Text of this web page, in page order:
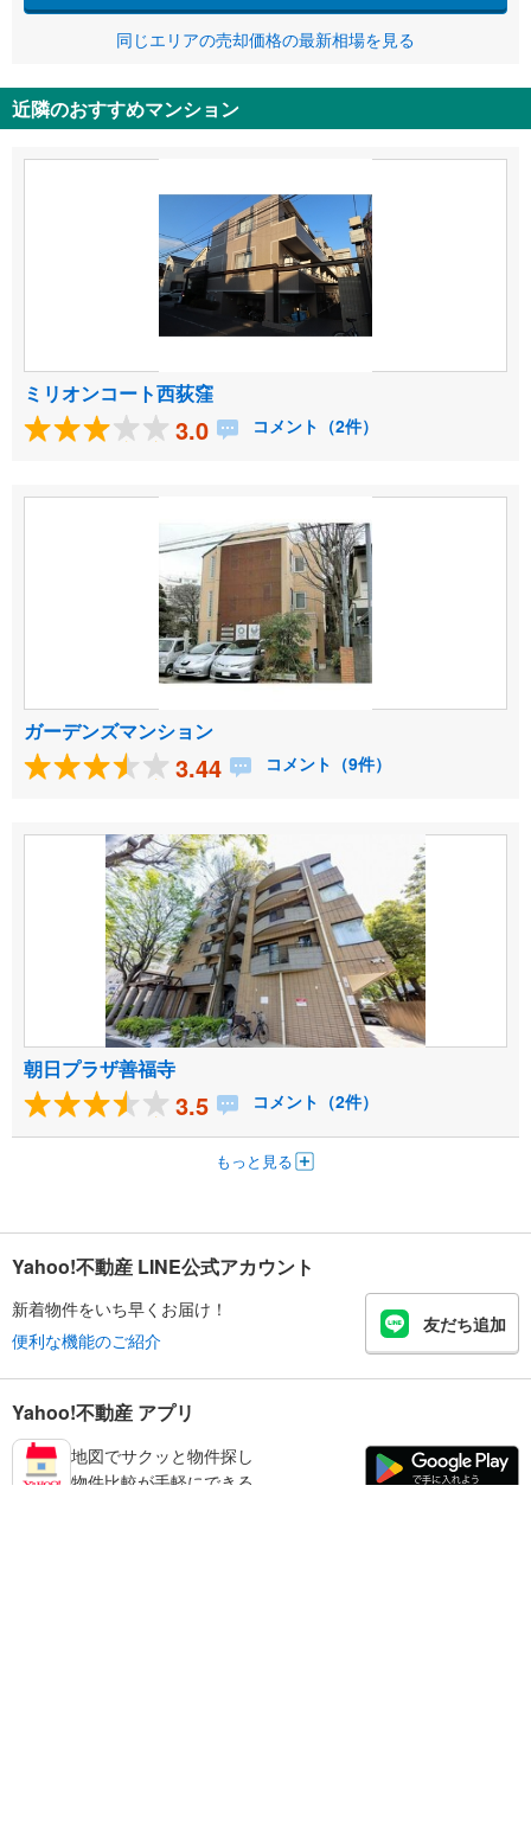
同じエリアの売却価格の最新相場を見る
近隣のおすすめマンション
ミリオンコート西荻窪
3.0 コメント（2件）
ガーデンズマンション
3.44 コメント（9件）
朝日プラザ善福寺
3.5 コメント（2件）
もっと見る
Yahoo!不動産 LINE公式アカウント
新着物件をいち早くお届け！
便利な機能のご紹介
友だち追加
Yahoo!不動産 アプリ
地図でサクッと物件探し
物件比較が手軽にできる